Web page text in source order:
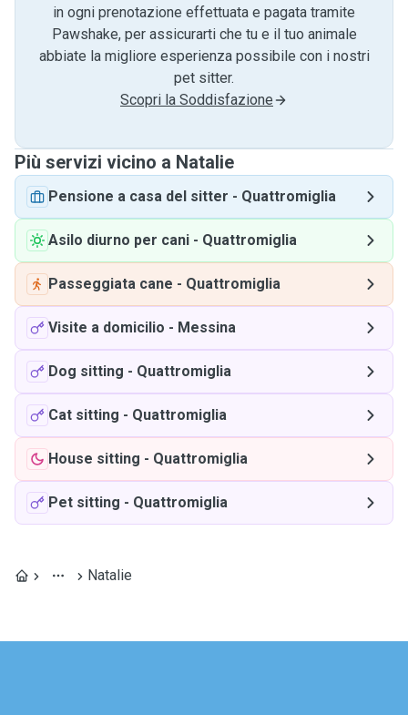
in ogni prenotazione effettuata e pagata tramite
Pawshake, per assicurarti che tu e il tuo animale
abbiate la migliore esperienza possibile con i nostri
pet sitter.
Scopri la Soddisfazione
Più servizi vicino a Natalie
Pensione a casa del sitter - Quattromiglia
Asilo diurno per cani - Quattromiglia
Passeggiata cane - Quattromiglia
Visite a domicilio - Messina
Dog sitting - Quattromiglia
Cat sitting - Quattromiglia
House sitting - Quattromiglia
Pet sitting - Quattromiglia
Natalie